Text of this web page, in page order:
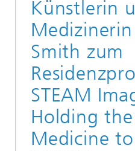
Künstlerin
Smith zum
STEAM
Holding the
Medicine